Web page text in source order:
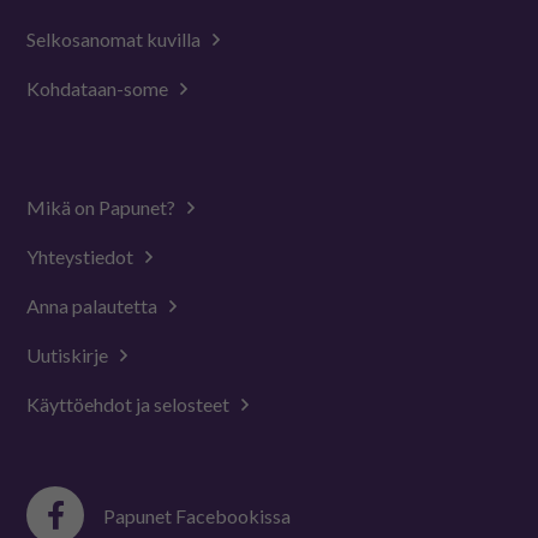
Selkosanomat kuvilla
Kohdataan-some
Mikä on Papunet?
Yhteystiedot
Anna palautetta
Uutiskirje
Käyttöehdot ja selosteet
Papunet Facebookissa